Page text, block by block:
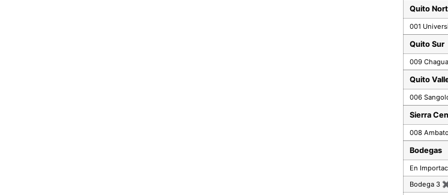
Quito
001
Quito Sur
009
Quito
006
Sierra
008 Ambato
Bodegas
En
Bodega 3